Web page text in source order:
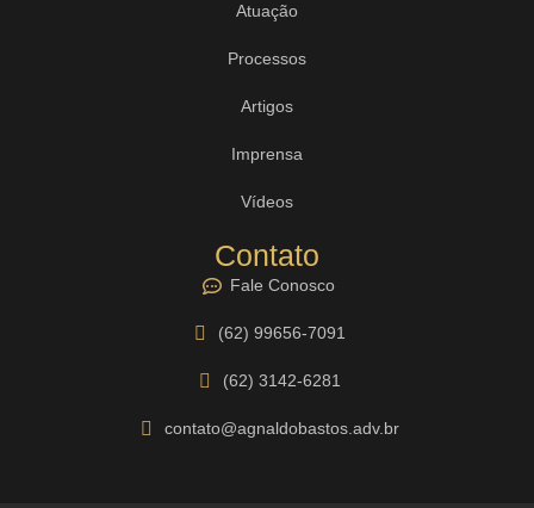
Atuação
Processos
Artigos
Imprensa
Vídeos
Contato
Fale Conosco
(62) 99656-7091
(62) 3142-6281
contato@agnaldobastos.adv.br